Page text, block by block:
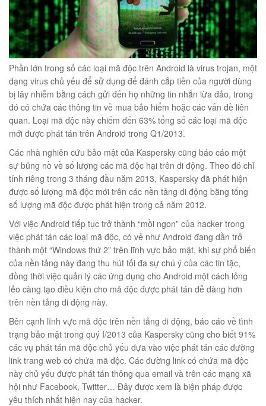
Jeep giá rẻ 04
GIỎ
hàn quốc cao cấp
₫
GIỎ
Túi đeo chéo nam công sở da bò sáp đựng tài liệu A4 KT57
₫
GIỎ
Phần lớn trong số các loại mã độc trên Android là virus trojan, một
dạng virus chủ yếu để sử dụng để đánh cắp tiền của người dùng
bị lây nhiễm bằng cách gửi đến họ những tin nhắn lừa đảo, trong
đó có chứa các thông tin về mua bảo hiểm hoặc các vấn đề liên
quan. Loại mã độc này chiếm đến 63% tổng số các loại mã độc
mới được phát tán trên Android trong Q1/2013.
Các nhà nghiên cứu bảo mật của Kaspersky cũng báo cáo một
sự bủng nồ về số lượng các mã độc hại trên di động. Theo đó chỉ
tính riêng trong 3 tháng đầu năm 2013, Kaspersky đã phát hiện
được số lượng mã độc mới trên các nền tảng di động bằng tổng
số lượng mã độc được phát hiện trong cả năm 2012.
Với việc Android tiếp tục trở thành “mồi ngon” của hacker trong
việc phát tán các loại mã độc, có vẻ như Android đang dần trở
thành một “Windows thứ 2” trên lĩnh vực bảo mật, khi sự phổ biến
của nền tảng này đang thu hút tối đa sự chú ý của các tin tặc,
đồng thời việc quản lý các ứng dụng cho Android một cách lỏng
lẻo càng tạo điều kiện cho mã độc được phát tán dễ dàng hơn
trên nền tảng di động này.
Bên cạnh lĩnh vực mã độc trên nền tảng di động, báo cáo về tình
trạng bảo mật trong quý I/2013 của Kaspersky cũng cho biết 91%
các vụ phát tán mã độc chủ yếu dựa vào việc phát tán các đường
link trang web có chứa mã độc. Các đường link có chứa mã độc
này chủ yếu được phát tán thông qua email và trên các mạng xã
hội như Facebook, Twitter… Đây được xem là biện pháp được
yêu thích nhất hiện nay của hacker.